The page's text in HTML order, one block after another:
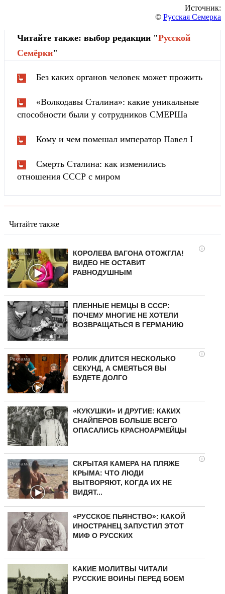
Источник:
© Русская Семерка
Читайте также: выбор редакции "Русской
Cемёрки"
Без каких органов человек может прожить
«Волкодавы Сталина»: какие уникальные
способности были у сотрудников СМЕРШа
Кому и чем помешал император Павел I
Смерть Сталина: как изменились
отношения СССР с миром
Читайте также
i
КОРОЛЕВА ВАГОНА ОТОЖГЛА!
ВИДЕО НЕ ОСТАВИТ
РАВНОДУШНЫМ
ПЛЕННЫЕ НЕМЦЫ В СССР:
ПОЧЕМУ МНОГИЕ НЕ ХОТЕЛИ
ВОЗВРАЩАТЬСЯ В ГЕРМАНИЮ
i
РОЛИК ДЛИТСЯ НЕСКОЛЬКО
СЕКУНД, А СМЕЯТЬСЯ ВЫ
БУДЕТЕ ДОЛГО
«КУКУШКИ» И ДРУГИЕ: КАКИХ
СНАЙПЕРОВ БОЛЬШЕ ВСЕГО
ОПАСАЛИСЬ КРАСНОАРМЕЙЦЫ
i
СКРЫТАЯ КАМЕРА НА ПЛЯЖЕ
КРЫМА: ЧТО ЛЮДИ
ВЫТВОРЯЮТ, КОГДА ИХ НЕ
ВИДЯТ...
«РУССКОЕ ПЬЯНСТВО»: КАКОЙ
ИНОСТРАНЕЦ ЗАПУСТИЛ ЭТОТ
МИФ О РУССКИХ
КАКИЕ МОЛИТВЫ ЧИТАЛИ
РУССКИЕ ВОИНЫ ПЕРЕД БОЕМ